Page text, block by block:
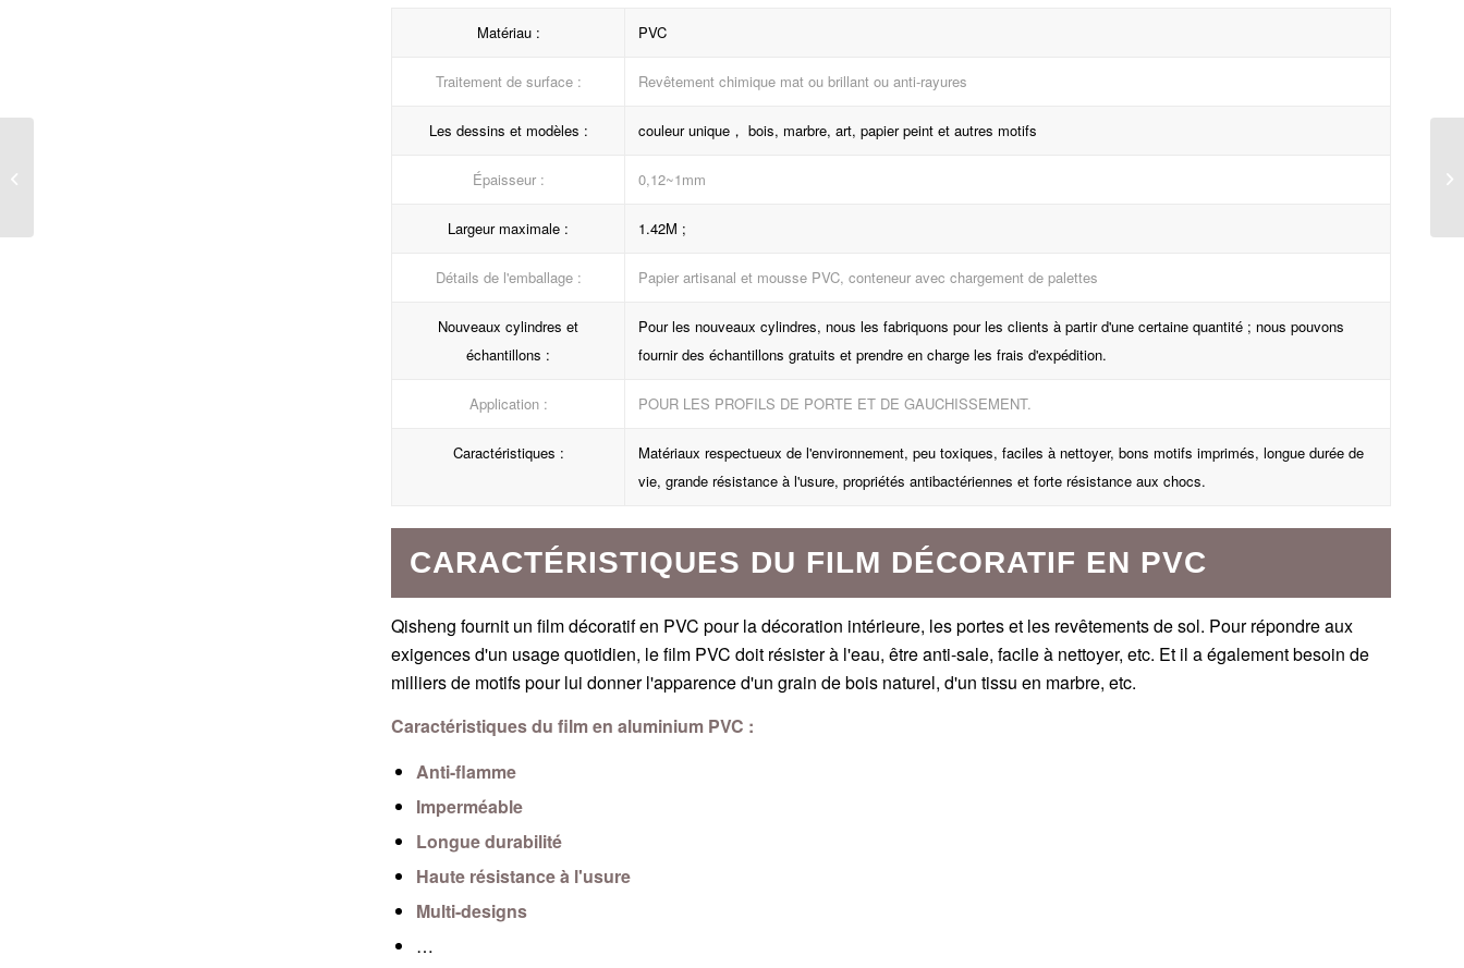
Matériau : PVC
Traitement de surface : Revêtement chimique mat ou brillant ou anti-rayures
Les dessins et modèles : couleur unique， bois, marbre, art, papier peint et autres motifs
Épaisseur : 0,12~1mm
Largeur maximale : 1.42M ;
Détails de l'emballage : Papier artisanal et mousse PVC, conteneur avec chargement de palettes
Nouveaux cylindres et
échantillons :
Pour les nouveaux cylindres, nous les fabriquons pour les clients à partir d'une certaine quantité ; nous pouvons
fournir des échantillons gratuits et prendre en charge les frais d'expédition.
Application : POUR LES PROFILS DE PORTE ET DE GAUCHISSEMENT.
Caractéristiques :
Matériaux respectueux de l'environnement, peu toxiques, faciles à nettoyer, bons motifs imprimés, longue durée de
vie, grande résistance à l'usure, propriétés antibactériennes et forte résistance aux chocs.
CARACTÉRISTIQUES DU FILM DÉCORATIF EN PVC
Qisheng fournit un film décoratif en PVC pour la décoration intérieure, les portes et les revêtements de sol. Pour répondre aux
exigences d'un usage quotidien, le film PVC doit résister à l'eau, être anti-sale, facile à nettoyer, etc. Et il a également besoin de
milliers de motifs pour lui donner l'apparence d'un grain de bois naturel, d'un tissu en marbre, etc.
Caractéristiques du film en aluminium PVC :
Anti-flamme
Imperméable
Longue durabilité
Haute résistance à l'usure
Multi-designs
…